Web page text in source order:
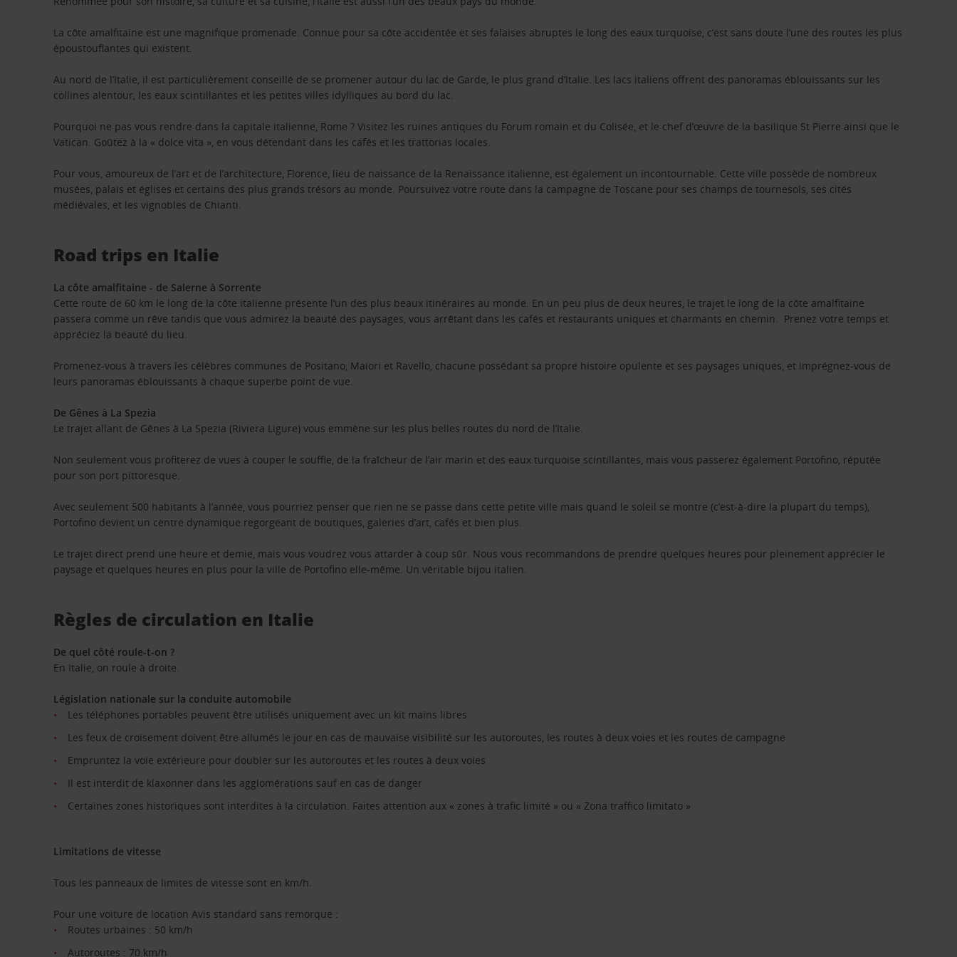
La côte amalfitaine est une magnifique promenade. Connue pour sa côte accidentée et ses falaises abruptes le long des eaux turquoise, c’est sans doute l’une des routes les plus
époustouflantes qui existent.
Au nord de l’Italie, il est particulièrement conseillé de se promener autour du lac de Garde, le plus grand d’Italie. Les lacs italiens offrent des panoramas éblouissants sur les
collines alentour, les eaux scintillantes et les petites villes idylliques au bord du lac.
Pourquoi ne pas vous rendre dans la capitale italienne, Rome ? Visitez les ruines antiques du Forum romain et du Colisée, et le chef d’œuvre de la basilique St Pierre ainsi que le
Vatican. Goûtez à la « dolce vita », en vous détendant dans les cafés et les trattorias locales.
Pour vous, amoureux de l’art et de l’architecture, Florence, lieu de naissance de la Renaissance italienne, est également un incontournable. Cette ville possède de nombreux
musées, palais et églises et certains des plus grands trésors au monde. Poursuivez votre route dans la campagne de Toscane pour ses champs de tournesols, ses cités
médiévales, et les vignobles de Chianti.
Road trips en Italie
La côte amalfitaine - de Salerne à Sorrente
Cette route de 60 km le long de la côte italienne présente l’un des plus beaux itinéraires au monde. En un peu plus de deux heures, le trajet le long de la côte amalfitaine
passera comme un rêve tandis que vous admirez la beauté des paysages, vous arrêtant dans les cafés et restaurants uniques et charmants en chemin. Prenez votre temps et
appréciez la beauté du lieu.
Promenez-vous à travers les célèbres communes de Positano, Maiori et Ravello, chacune possédant sa propre histoire opulente et ses paysages uniques, et imprégnez-vous de
leurs panoramas éblouissants à chaque superbe point de vue.
De Gênes à La Spezia
Le trajet allant de Gênes à La Spezia (Riviera Ligure) vous emmène sur les plus belles routes du nord de l’Italie.
Non seulement vous profiterez de vues à couper le souffle, de la fraîcheur de l’air marin et des eaux turquoise scintillantes, mais vous passerez également Portofino, réputée
pour son port pittoresque.
Avec seulement 500 habitants à l’année, vous pourriez penser que rien ne se passe dans cette petite ville mais quand le soleil se montre (c’est-à-dire la plupart du temps),
Portofino devient un centre dynamique regorgeant de boutiques, galeries d’art, cafés et bien plus.
Le trajet direct prend une heure et demie, mais vous voudrez vous attarder à coup sûr. Nous vous recommandons de prendre quelques heures pour pleinement apprécier le
paysage et quelques heures en plus pour la ville de Portofino elle-même. Un véritable bijou italien.
Règles de circulation en Italie
De quel côté roule-t-on ?
En Italie, on roule à droite.
Législation nationale sur la conduite automobile
Les téléphones portables peuvent être utilisés uniquement avec un kit mains libres
Les feux de croisement doivent être allumés le jour en cas de mauvaise visibilité sur les autoroutes, les routes à deux voies et les routes de campagne
Empruntez la voie extérieure pour doubler sur les autoroutes et les routes à deux voies
Il est interdit de klaxonner dans les agglomérations sauf en cas de danger
Certaines zones historiques sont interdites à la circulation. Faites attention aux « zones à trafic limité » ou « Zona traffico limitato »
Limitations de vitesse
Tous les panneaux de limites de vitesse sont en km/h.
Pour une voiture de location Avis standard sans remorque :
Routes urbaines : 50 km/h
Autoroutes : 70 km/h